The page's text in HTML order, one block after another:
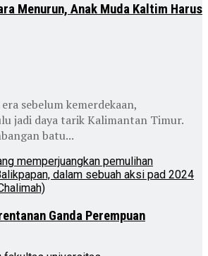
Menurun, Anak Muda Kaltim Harus
sebelum kemerdekaan,
jadi daya tarik Kalimantan Timur.
batu...
Ganda Perempuan